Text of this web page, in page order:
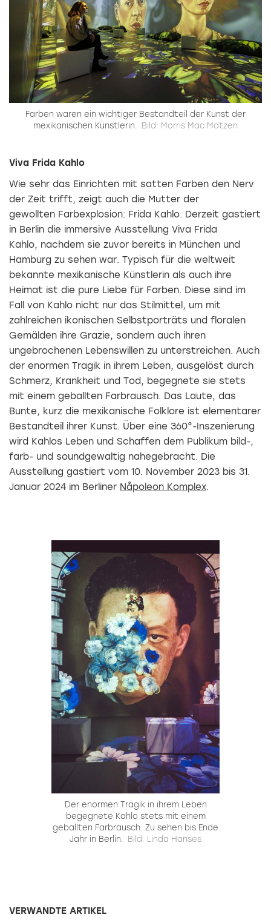
Farben waren ein wichtiger Bestandteil der Kunst der
mexikanischen Künstlerin.
Bild: Morris Mac Matzen
Viva Frida Kahlo
Wie sehr das Einrichten mit satten Farben den Nerv
der Zeit trifft, zeigt auch die Mutter der
gewollten Farbexplosion: Frida Kahlo. Derzeit gastiert
in Berlin die immersive Ausstellung Viva Frida
Kahlo, nachdem sie zuvor bereits in München und
Hamburg zu sehen war. Typisch für die weltweit
bekannte mexikanische Künstlerin als auch ihre
Heimat ist die pure Liebe für Farben. Diese sind im
Fall von Kahlo nicht nur das Stilmittel, um mit
zahlreichen ikonischen Selbstporträts und floralen
Gemälden ihre Grazie, sondern auch ihren
ungebrochenen Lebenswillen zu unterstreichen. Auch
der enormen Tragik in ihrem Leben, ausgelöst durch
Schmerz, Krankheit und Tod, begegnete sie stets
mit einem geballten Farbrausch. Das Laute, das
Bunte, kurz die mexikanische Folklore ist elementarer
Bestandteil ihrer Kunst. Über eine 360°-Inszenierung
wird Kahlos Leben und Schaffen dem Publikum bild-,
farb- und soundgewaltig nahegebracht. Die
Ausstellung gastiert vom 10. November 2023 bis 31.
Januar 2024 im Berliner Nåpoleon Komplex.
Der enormen Tragik in ihrem Leben
begegnete Kahlo stets mit einem
geballten Farbrausch. Zu sehen bis Ende
Jahr in Berlin.
Bild: Linda Hanses
VERWANDTE ARTIKEL